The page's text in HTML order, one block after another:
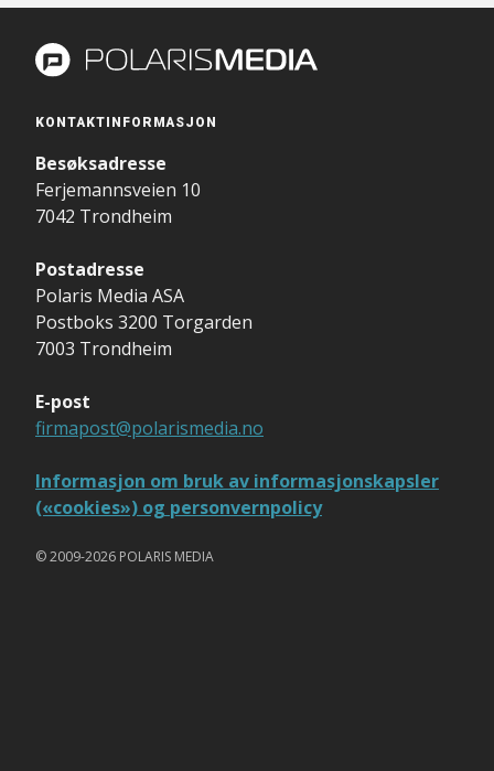
KONTAKTINFORMASJON
Besøksadresse
Ferjemannsveien 10
7042 Trondheim
Postadresse
Polaris Media ASA
Postboks 3200 Torgarden
7003 Trondheim
E-post
firmapost@polarismedia.no
Informasjon om bruk av informasjonskapsler
(«cookies») og personvernpolicy
© 2009-2026 POLARIS MEDIA